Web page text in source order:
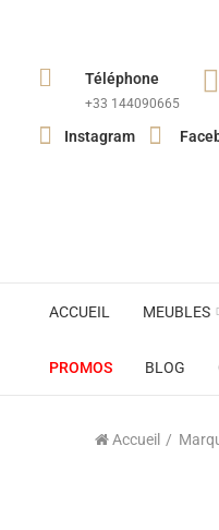
Téléphone
+33 144090665​
Instagram
ACCUEIL MEUBLES
PROMOS BLOG
Accueil